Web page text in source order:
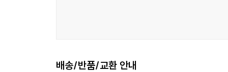
배송/반품/교환 안내